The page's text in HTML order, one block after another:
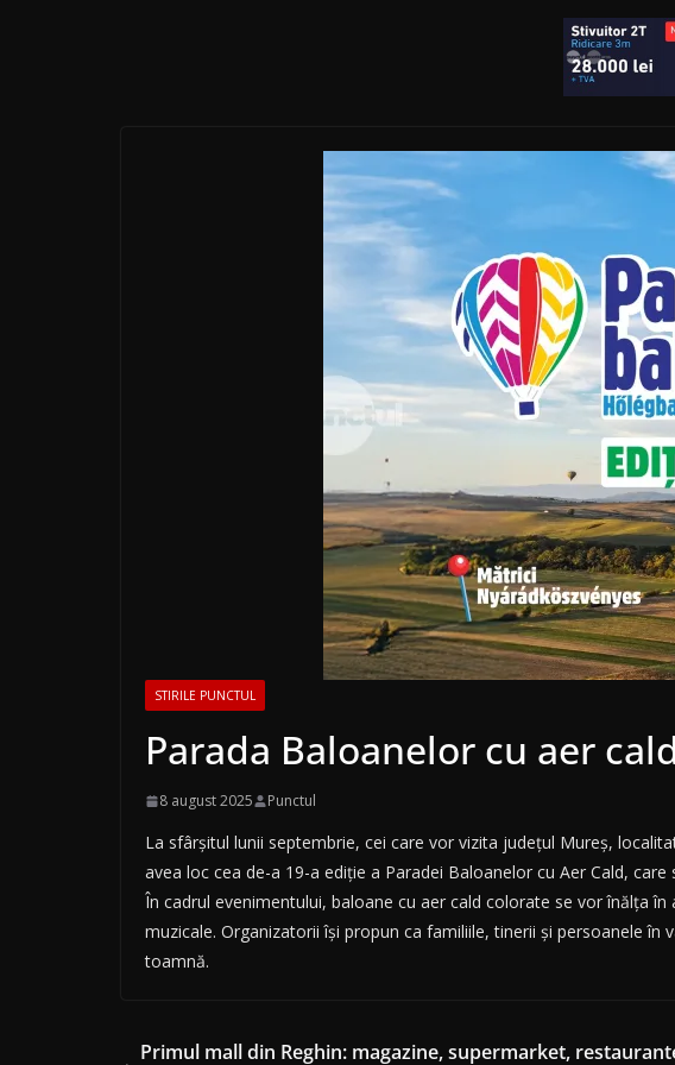
STIRILE PUNCTUL
Parada Baloanelor cu aer
8 august 2025 Punctul
La sfârșitul lunii septembrie, cei care vor vizita județul Mureș,
avea loc cea de-a 19-a ediție a Paradei Baloanelor cu Aer Cald,
În cadrul evenimentului, baloane cu aer cald colorate se vor înălța
muzicale. Organizatorii își propun ca familiile, tinerii și persoanele
toamnă.
Primul mall din Reghin: magazine, supermarket,